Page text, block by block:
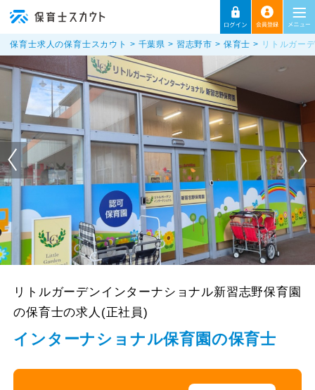
保育士求人の保育士スカウト 千葉県 習志野市 保育士 リトルガー
リトルガーデンインターナショナル新習志野保育園
の保育士の求人(正社員)
インターナショナル保育園の保育士